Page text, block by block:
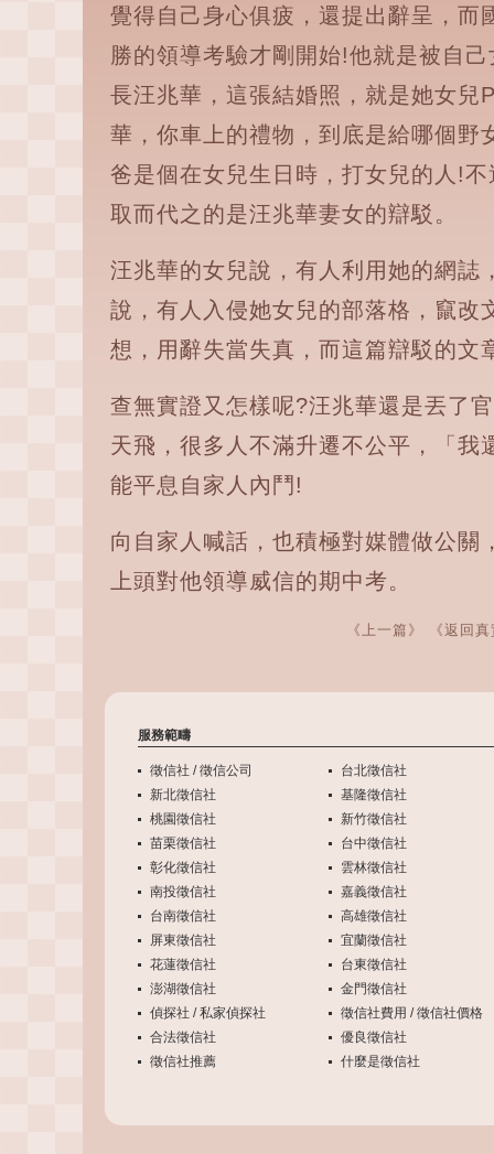
覺得自己身心俱疲，還提出辭呈，而
勝的領導考驗才剛開始!他就是被自
長汪兆華，這張結婚照，就是她女
華，你車上的禮物，到底是給哪個野
爸是個在女兒生日時，打女兒的人!
取而代之的是汪兆華妻女的辯駁。
汪兆華的女兒說，有人利用她的網誌
說，有人入侵她女兒的部落格，竄改
想，用辭失當失真，而這篇辯駁的文
查無實證又怎樣呢?汪兆華還是丟了
天飛，很多人不滿升遷不公平，「
能平息自家人內鬥!
向自家人喊話，也積極對媒體做公
上頭對他領導威信的期中考。
《上一篇》 《返回
服務範疇
徵信社 / 徵信公司
台北徵信社
新北徵信社
基隆徵信社
桃園徵信社
新竹徵信社
苗栗徵信社
台中徵信社
彰化徵信社
雲林徵信社
南投徵信社
嘉義徵信社
台南徵信社
高雄徵信社
屏東徵信社
宜蘭徵信社
花蓮徵信社
台東徵信社
澎湖徵信社
金門徵信社
偵探社 / 私家偵探社
徵信社費用 / 徵信社價格
合法徵信社
優良徵信社
徵信社推薦
什麼是徵信社